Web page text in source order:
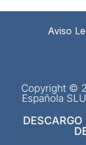
Aviso
Copyright ©
Española